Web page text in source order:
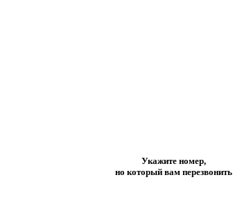
Укажите номер,
но который вам перезвонить